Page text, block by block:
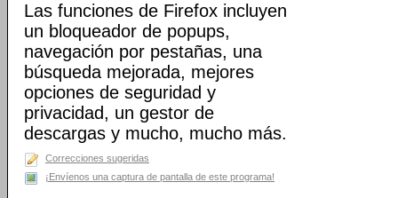
Las funciones de Firefox incluyen
un bloqueador de popups,
navegación por pestañas, una
búsqueda mejorada, mejores
opciones de seguridad y
privacidad, un gestor de
descargas y mucho, mucho más.
Correcciones sugeridas
¡Envíenos una captura de pantalla de este programa!